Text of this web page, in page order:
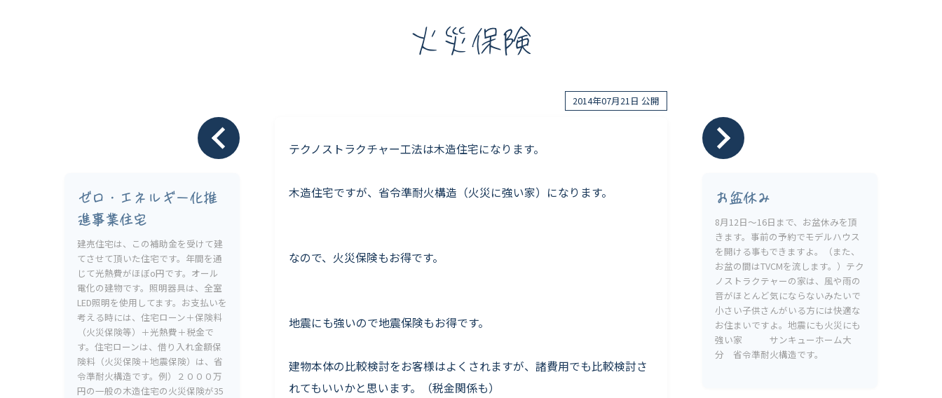
よくいただくご質問
個人情報保護方針
火災保険
2014年07月21日 公開
テクノストラクチャー工法は木造住宅になります。
木造住宅ですが、省令準耐火構造（火災に強い家）になります。
なので、火災保険もお得です。
地震にも強いので地震保険もお得です。
建物本体の比較検討をお客様はよくされますが、諸費用でも比較検討さ
れてもいいかと思います。（税金関係も）
ゼロ・エネルギー化推
進事業住宅
建売住宅は、この補助金を受けて建
てさせて頂いた住宅です。年間を通
じて光熱費がほぼo円です。オール
電化の建物です。照明器具は、全室
LED照明を使用してます。お支払いを
考える時には、住宅ローン＋保険料
（火災保険等）＋光熱費＋税金で
す。住宅ローンは、借り入れ金額保
険料（火災保険＋地震保険）は、省
令準耐火構造です。例）２０００万
円の一般の木造住宅の火災保険が35
お盆休み
8月12日〜16日まで、お盆休みを頂
きます。事前の予約でモデルハウス
を開ける事もできますよ。（また、
お盆の間はTVCMを流します。）テク
ノストラクテャーの家は、風や雨の
音がほとんど気にならないみたいで
小さい子供さんがいる方には快適な
お住まいですよ。地震にも火災にも
強い家 サンキューホーム大
分 省令準耐火構造です。